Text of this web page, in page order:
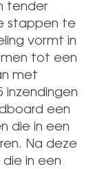
tender
stappen te
vormt in
tot een
met
inzendingen
een
die in een
Na deze
in een